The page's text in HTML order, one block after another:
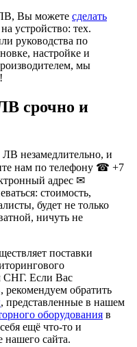
Вы можете сделать
устройство: тех.
руководства по
настройке и
мы
срочно и
незамедлительно, и
нам по телефону ☎ +7
адрес ✉
стоимость,
будет не только
ничуть не
поставки
СНГ. Если Вас
обратить
, представленные в нашем
оборудования в
ещё что-то и
нашего сайта.